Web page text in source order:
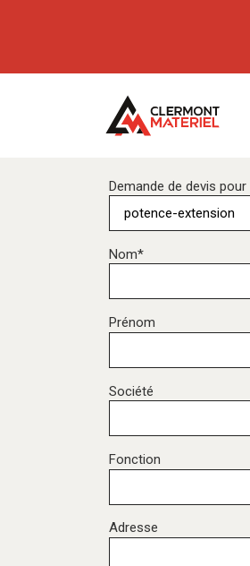
Demande de devis pour
Nom*
Prénom
Société
Fonction
Adresse